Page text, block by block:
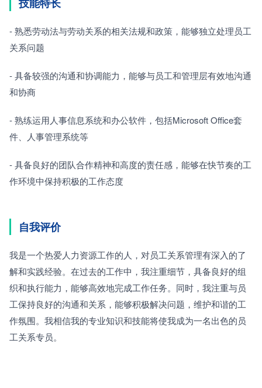
- 熟悉劳动法与劳动关系的相关法规和政策，能够独立处理员工
关系问题
- 具备较强的沟通和协调能力，能够与员工和管理层有效地沟通
和协商
- 熟练运用人事信息系统和办公软件，包括Microsoft Office套
件、人事管理系统等
- 具备良好的团队合作精神和高度的责任感，能够在快节奏的工
作环境中保持积极的工作态度
自我评价
我是一个热爱人力资源工作的人，对员工关系管理有深入的了
解和实践经验。在过去的工作中，我注重细节，具备良好的组
织和执行能力，能够高效地完成工作任务。同时，我注重与员
工保持良好的沟通和关系，能够积极解决问题，维护和谐的工
作氛围。我相信我的专业知识和技能将使我成为一名出色的员
工关系专员。